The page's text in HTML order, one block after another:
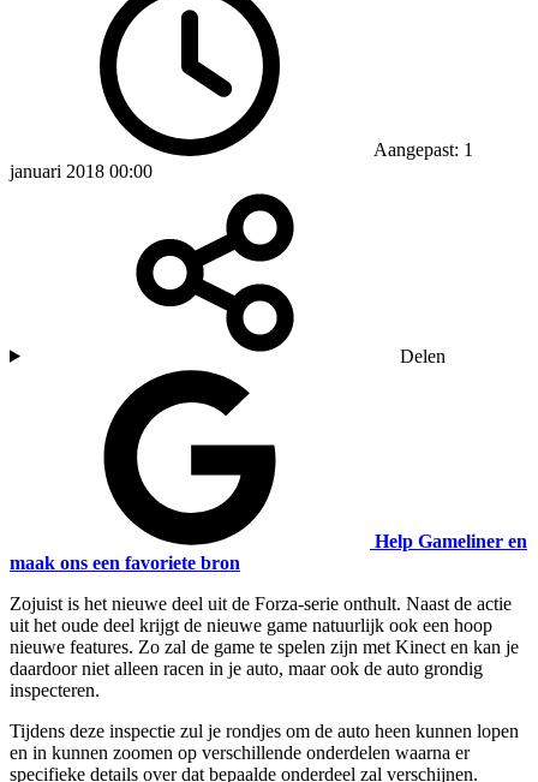
Aangepast: 1
januari 2018 00:00
Delen
Help Gameliner en
maak ons een favoriete bron
Zojuist is het nieuwe deel uit de Forza-serie onthult. Naast de actie
uit het oude deel krijgt de nieuwe game natuurlijk ook een hoop
nieuwe features. Zo zal de game te spelen zijn met Kinect en kan je
daardoor niet alleen racen in je auto, maar ook de auto grondig
inspecteren.
Tijdens deze inspectie zul je rondjes om de auto heen kunnen lopen
en in kunnen zoomen op verschillende onderdelen waarna er
specifieke details over dat bepaalde onderdeel zal verschijnen.